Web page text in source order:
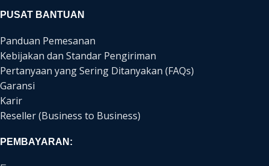
PUSAT BANTUAN
Panduan Pemesanan
Kebijakan dan Standar Pengiriman
Pertanyaan yang Sering Ditanyakan (FAQs)
Garansi
Karir
Reseller (Business to Business)
PEMBAYARAN: